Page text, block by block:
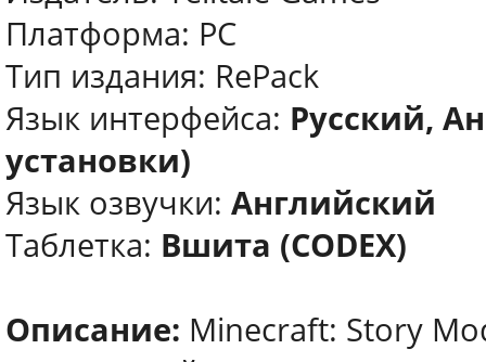
Платформа: РС
Тип издания: RePack
Язык интерфейса: Русский,
установки)
Язык озвучки: Английский
Таблетка: Вшита (CODEX)
Описание: Minecraft: Story